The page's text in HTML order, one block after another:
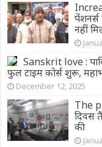
नहीं
Sanskrit love :
फुल टाइम कोर्स शुरू,
December 12, 2025
The
दिवस
की